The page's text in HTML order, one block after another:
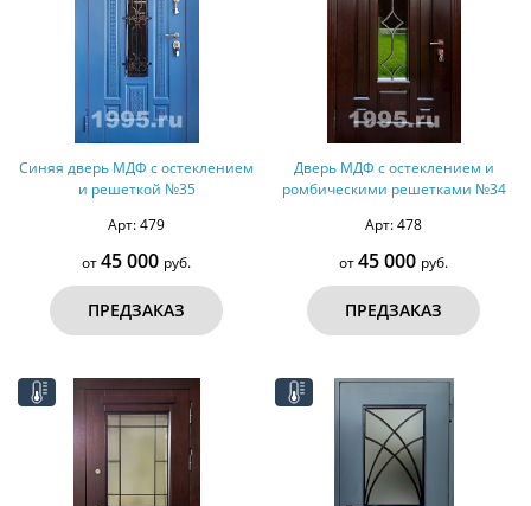
Синяя дверь МДФ с остеклением
и решеткой №35
Арт: 479
от45 000 руб.
ПРЕДЗАКАЗ
Дверь МДФ с остеклением и
ромбическими решетками №34
Арт: 478
от45 000 руб.
ПРЕДЗАКАЗ